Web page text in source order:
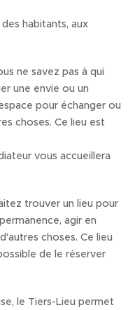
habitants, aux
ne savez pas à qui
une envie ou un
pour échanger ou
choses. Ce lieu est
vous accueillera
trouver un lieu pour
agir en
choses. Ce lieu
de le réserver
le Tiers-Lieu permet